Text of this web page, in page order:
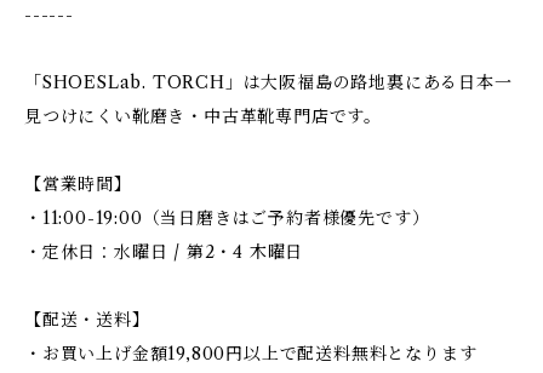
------
「SHOESLab. TORCH」は大阪福島の路地裏にある日本一
見つけにくい靴磨き・中古革靴専門店です。
【営業時間】
・11:00-19:00（当日磨きはご予約者様優先です）
・定休日：水曜日 / 第2・4 木曜日
【配送・送料】
・お買い上げ金額19,800円以上で配送料無料となります